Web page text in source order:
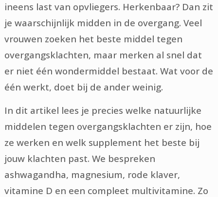
ineens last van opvliegers. Herkenbaar? Dan zit
je waarschijnlijk midden in de overgang. Veel
vrouwen zoeken het beste middel tegen
overgangsklachten, maar merken al snel dat
er niet één wondermiddel bestaat. Wat voor de
één werkt, doet bij de ander weinig.
In dit artikel lees je precies welke natuurlijke
middelen tegen overgangsklachten er zijn, hoe
ze werken en welk supplement het beste bij
jouw klachten past. We bespreken
ashwagandha, magnesium, rode klaver,
vitamine D en een compleet multivitamine. Zo